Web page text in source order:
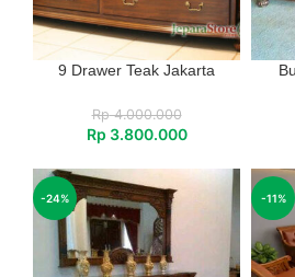
9 Drawer Teak Jakarta
Rp4.000.000
Rp 3.800.000
-24% -11%